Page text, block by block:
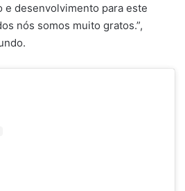
e desenvolvimento para este
nós somos muito gratos.”,